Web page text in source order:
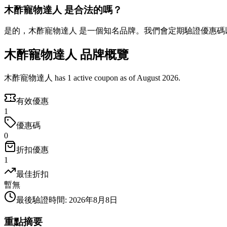
木酢寵物達人 是合法的嗎？
是的，木酢寵物達人 是一個知名品牌。我們會定期驗證優惠碼
木酢寵物達人 品牌概覽
木酢寵物達人 has 1 active coupon as of August 2026.
有效優惠
1
優惠碼
0
折扣優惠
1
最佳折扣
暫無
最後驗證時間: 2026年8月8日
重點摘要